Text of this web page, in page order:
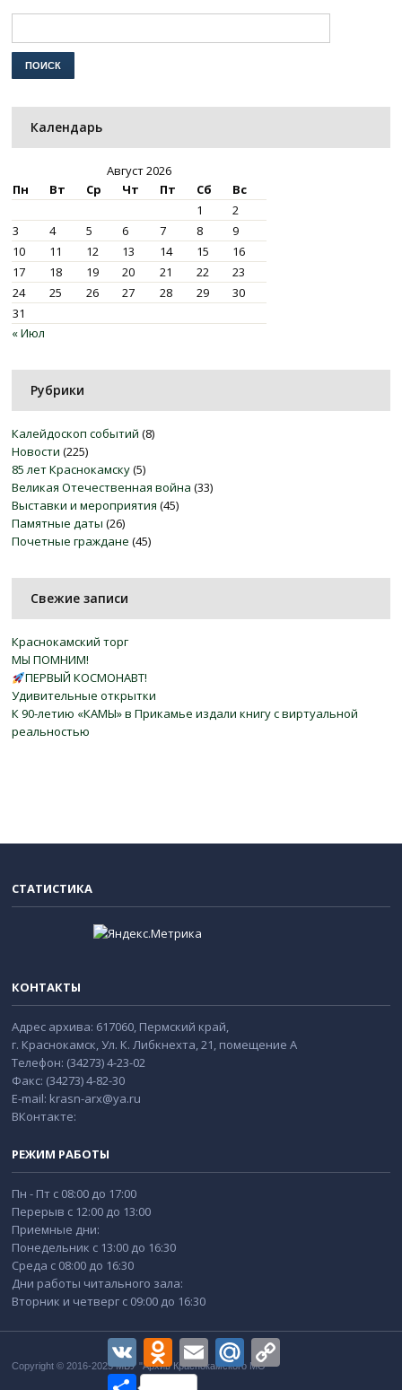
Календарь
Август 2026
Пн
Вт Ср Чт Пт Сб
Вс
1
2
3
4 5 6 7 8
9
10
11 12 13 14 15
16
17
18 19 20 21 22
23
24
25 26 27 28 29
30
31
« Июл
Рубрики
Калейдоскоп событий (8)
Новости (225)
85 лет Краснокамску(5)
Великая Отечественная война (33)
Выставки и мероприятия (45)
Памятные даты (26)
Почетные граждане (45)
Свежие записи
Краснокамский торг
МЫ ПОМНИМ!
ПЕРВЫЙ КОСМОНАВТ!
Удивительные открытки
К 90-летию «КАМЫ» в Прикамье издали книгу с виртуальной
реальностью
СТАТИСТИКА
КОНТАКТЫ
Адрес архива: 617060, Пермский край,
г. Краснокамск, Ул. К. Либкнехта, 21, помещение А
Телефон: (34273) 4-23-02
Факс: (34273) 4-82-30
E-mail: krasn-arx@ya.ru
ВКонтакте:
РЕЖИМ РАБОТЫ
Пн - Пт с 08:00 до 17:00
Перерыв с 12:00 до 13:00
Приемные дни:
Понедельник с 13:00 до 16:30
Среда с 08:00 до 16:30
Дни работы читального зала:
Вторник и четверг с 09:00 до 16:30
Copyright © 2016-2025 МБУ "Архив Краснокамского МО"
Odnoklassniki
Email Mail.Ru